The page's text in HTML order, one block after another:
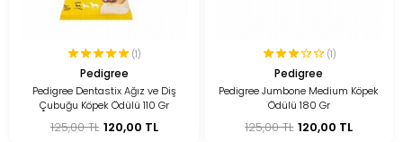
(1)
Pedigree
Pedigree Dentastix Ağız ve Diş
Çubuğu Köpek Ödülü 110 Gr
125,00 TL 120,00 TL
(1)
Pedigree
Pedigree Jumbone Medium Köpek
Ödülü 180 Gr
125,00 TL 120,00 TL